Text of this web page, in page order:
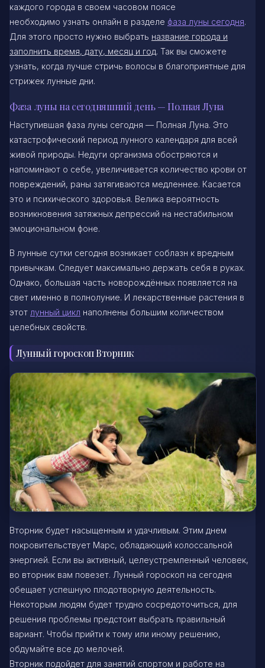
каждого города в своем часовом поясе
необходимо узнать онлайн в разделе фаза луны сегодня.
Для этого просто нужно выбрать название города и
заполнить время, дату, месяц и год. Так вы сможете
узнать, когда лучше стричь волосы в благоприятные для
стрижек лунные дни.
Фаза луны на сегодняшний день — Полная Луна
Наступившая фаза луны сегодня — Полная Луна. Это
катастрофический период лунного календаря для всей
живой природы. Недуги организма обостряются и
напоминают о себе, увеличивается количество крови от
повреждений, раны затягиваются медленнее. Касается
это и психического здоровья. Велика вероятность
возникновения затяжных депрессий на нестабильном
эмоциональном фоне.
В лунные сутки сегодня возникает соблазн к вредным
привычкам. Следует максимально держать себя в руках.
Однако, большая часть новорождённых появляется на
свет именно в полнолуние. И лекарственные растения в
этот лунный цикл наполнены большим количеством
целебных свойств.
Лунный гороскоп Вторник
Вторник будет насыщенным и удачливым. Этим днем
покровительствует Марс, обладающий колоссальной
энергией. Если вы активный, целеустремленный человек,
во вторник вам повезет. Лунный гороскоп на сегодня
обещает успешную плодотворную деятельность.
Некоторым людям будет трудно сосредоточиться, для
решения проблемы предстоит выбрать правильный
вариант. Чтобы прийти к тому или иному решению,
обдумайте все до мелочей.
Вторник подойдет для занятий спортом и работе на